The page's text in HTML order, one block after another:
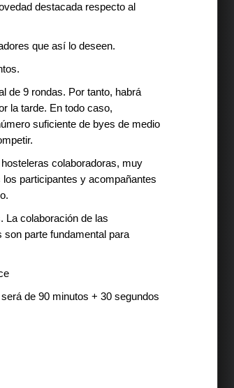
destacada respecto al
que así lo deseen.
de 9 rondas. Por tanto, habrá
la tarde. En todo caso,
suficiente de byes de medio
colaboradoras, muy
participantes y acompañantes
La colaboración de las
parte fundamental para
de 90 minutos + 30 segundos